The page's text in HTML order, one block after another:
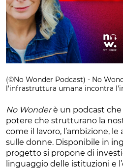
(©No Wonder Podcast) - No
l'infrastruttura umana incontra
No Wonderè un podcast
potere che strutturano la
come il lavoro, l’ambizione,
sulle donne. Disponibile in
progetto si propone di
linguaggio delle istituzioni e